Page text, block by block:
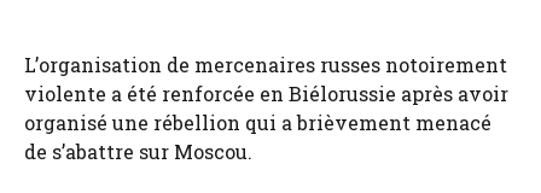
L’organisation de mercenaires russes notoirement
violente a été renforcée en Biélorussie après avoir
organisé une rébellion qui a brièvement menacé
de s’abattre sur Moscou.